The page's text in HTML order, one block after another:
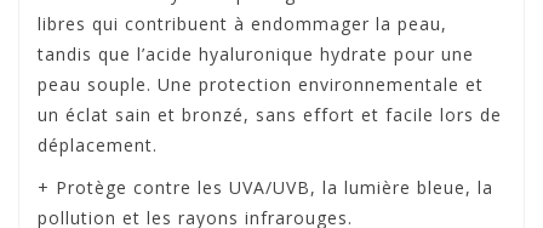
libres qui contribuent à endommager la peau,
tandis que l’acide hyaluronique hydrate pour une
peau souple. Une protection environnementale et
un éclat sain et bronzé, sans effort et facile lors de
déplacement.
+ Protège contre les UVA/UVB, la lumière bleue, la
pollution et les rayons infrarouges.